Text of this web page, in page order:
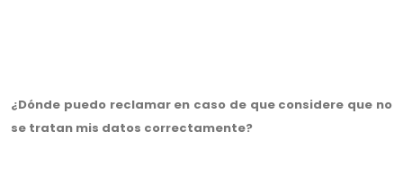
¿Dónde puedo reclamar en caso de que considere que no
se tratan mis datos correctamente?